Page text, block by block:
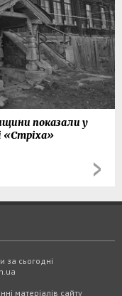
показали у
«Стріха»
за сьогодні
матеріалів сайту